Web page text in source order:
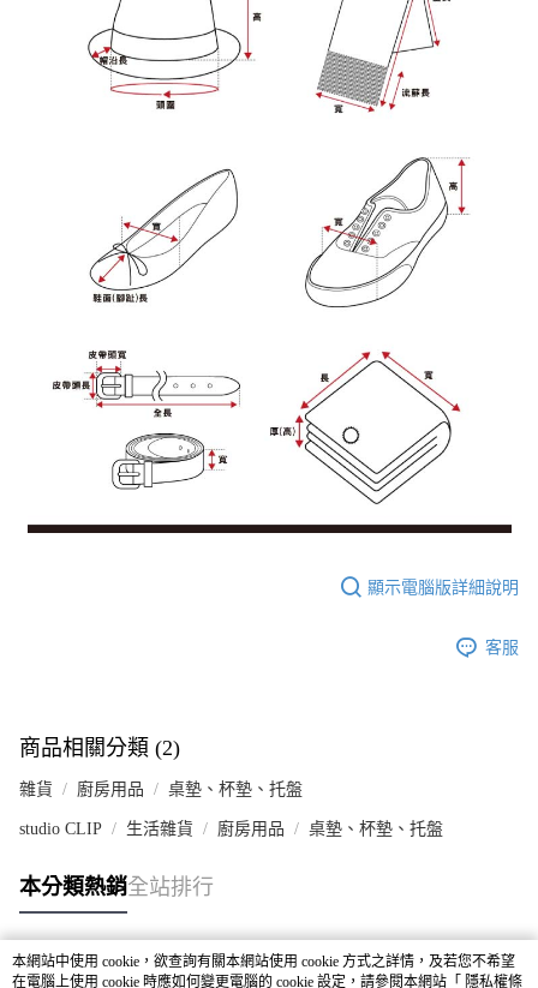
顯示電腦版詳細說明
客服
商品相關分類 (2)
雜貨 廚房用品 桌墊、杯墊、托盤
studio CLIP 生活雜貨 廚房用品 桌墊、杯墊、托盤
本分類熱銷全站排行
熱門標籤
本網站中使用 cookie，欲查詢有關本網站使用 cookie 方式之詳情，及若您不希望
在電腦上使用 cookie 時應如何變更電腦的 cookie 設定，請參閱本網站「 隱私權條